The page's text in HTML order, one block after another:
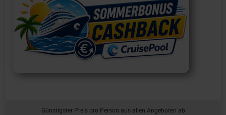
Günstigster Preis pro Person aus allen Angeboten ab